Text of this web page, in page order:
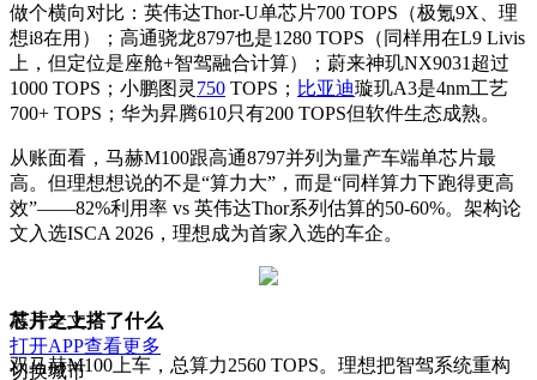
做个横向对比：英伟达Thor-U单芯片700 TOPS（极氪9X、理
想i8在用）；高通骁龙8797也是1280 TOPS（同样用在L9 Livis
上，但定位是座舱+智驾融合计算）；蔚来神玑NX9031超过
1000 TOPS；小鹏图灵 750 TOPS； 比亚迪璇玑A3是4nm工艺
700+ TOPS；华为昇腾610只有200 TOPS但软件生态成熟。
从账面看，马赫M100跟高通8797并列为量产车端单芯片最
高。但理想想说的不是“算力大”，而是“同样算力下跑得更高
效”——82%利用率 vs 英伟达Thor系列估算的50-60%。架构论
文入选ISCA 2026，理想成为首家入选的车企。
芯片之上搭了什么
双马赫M100上车，总算力2560 TOPS。理想把智驾系统重构
展开全文
打开APP查看更多
切换城市